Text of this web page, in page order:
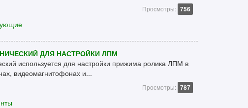
Просмотры: 756
ДЛЯ НАСТРОЙКИ ЛПМ
используется для настройки прижима ролика ЛПМ в
видеомагнитофонах и...
Просмотры: 787